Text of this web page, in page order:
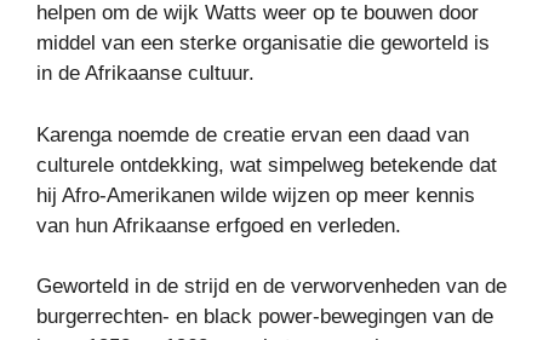
helpen om de wijk Watts weer op te bouwen door
middel van een sterke organisatie die geworteld is
in de Afrikaanse cultuur.
Karenga noemde de creatie ervan een daad van
culturele ontdekking, wat simpelweg betekende dat
hij Afro-Amerikanen wilde wijzen op meer kennis
van hun Afrikaanse erfgoed en verleden.
Geworteld in de strijd en de verworvenheden van de
burgerrechten- en black power-bewegingen van de